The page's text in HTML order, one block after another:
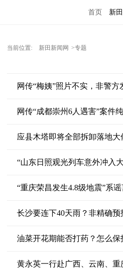
首页 新
当前位置: 新田新闻网 >专题
网传“梅姨”照片不实，非警方
网传“成都崇州6人遇害”案件纯
应县木塔即将全部拆卸落地大
“山东日照观光列车意外冲入大
“重庆荣昌发生4.8级地震”系谣
长沙要连下40天雨？非精确预
油菜开花期能否打药？怎么保
黄永英一行赴广西、云南、